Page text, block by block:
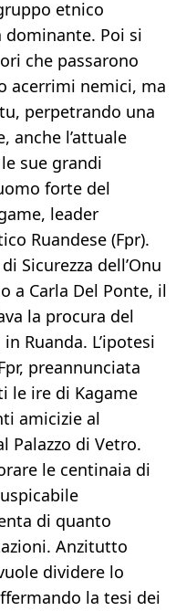
etnico
Poi si
che passarono
acerrimi nemici, ma
perpetrando una
anche l’attuale
sue grandi
forte del
leader
Ruandese (Fpr).
Sicurezza dell’Onu
a Carla Del Ponte, il
la procura del
Ruanda. L’ipotesi
preannunciata
le ire di Kagame
amicizie al
Palazzo di Vetro.
le centinaia di
di quanto
Anzitutto
dividere lo
la tesi dei